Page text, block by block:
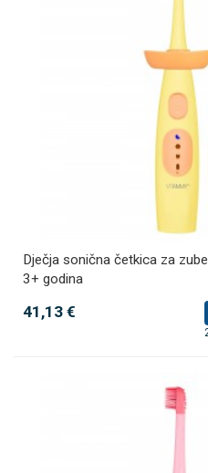
Dječja sonična četkica za
3+ godina
41,13 €